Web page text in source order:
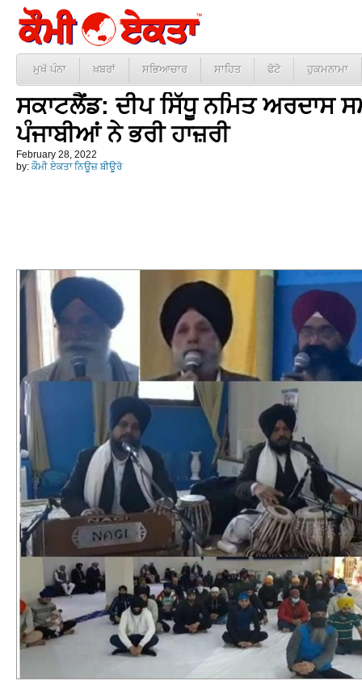
ਮੁਖੱ ਪੰਨਾ ਖ਼ਬਰਾਂ ਸਭਿਆਚਾਰ ਸਾਹਿਤ ਫੋਟੋ ਹੁਕਮਨਾਮਾ
ਸਕਾਟਲੈਂਡ: ਦੀਪ ਸਿੱਧੂ ਨਮਿਤ ਅਰਦਾਸ
ਪੰਜਾਬੀਆਂ ਨੇ ਭਰੀ ਹਾਜ਼ਰੀ
February 28, 2022
by: ਕੌਮੀ ਏਕਤਾ ਨਿਊਜ਼ ਬੀਊਰੋ